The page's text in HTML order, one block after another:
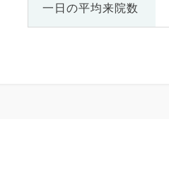
一日の平均来院数